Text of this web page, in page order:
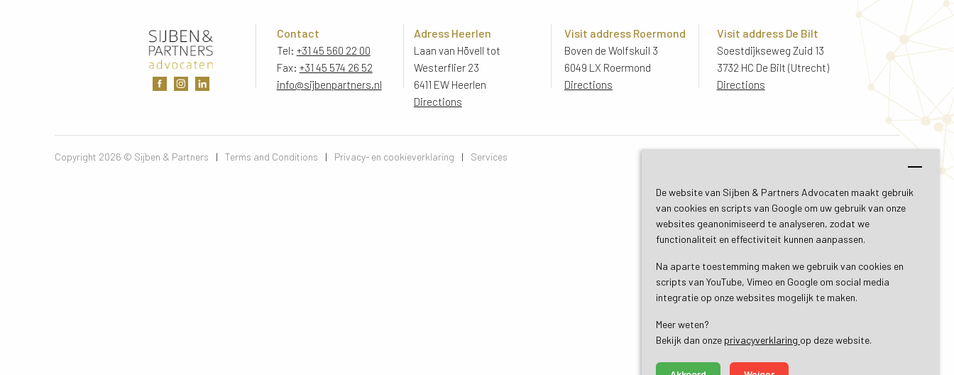
De website van Sijben & Partners Advocaten maakt gebruik
van cookies en scripts van Google om uw gebruik van onze
websites geanonimiseerd te analyseren, zodat we
functionaliteit en effectiviteit kunnen aanpassen.
Na aparte toestemming maken we gebruik van cookies en
scripts van YouTube, Vimeo en Google om social media
integratie op onze websites mogelijk te maken.
Meer weten?
Bekijk dan onze privacyverklaring op deze website.
Contact
Tel: +31 45 560 22 00
Fax: +31 45 574 26 52
info@sijbenpartners.nl
Adress Heerlen
Laan van Hövell tot
Westerflier 23
6411 EW Heerlen
Directions
Visit address Roermond
Boven de Wolfskuil 3
6049 LX Roermond
Directions
Visit address De Bilt
Soestdijkseweg Zuid 13
3732 HC De Bilt (Utrecht)
Directions
Copyright 2026 © Sijben & Partners | Terms and Conditions | Privacy- en cookieverklaring | Services